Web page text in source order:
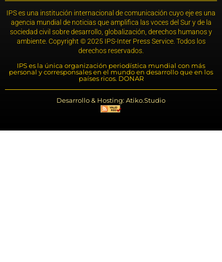
IPS es una institución internacional de comunicación cuyo eje es una
agencia mundial de noticias que amplifica las voces del Sur y de la
sociedad civil sobre desarrollo, globalización, derechos humanos y
ambiente. Copyright © 2025 IPS-Inter Press Service. Todos los
derechos reservados.
IPS es la única organización periodística mundial con más
personal y corresponsales en el mundo en desarrollo que en los
países ricos. DONAR
Desarrollo & Hosting: Atiko.Studio